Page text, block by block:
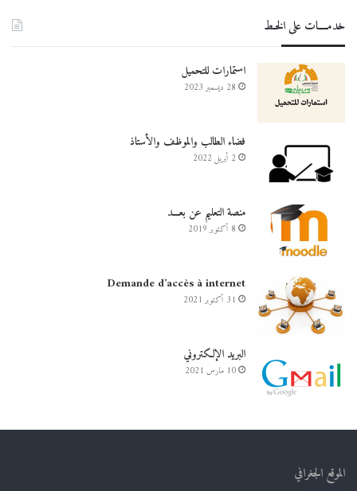
خدمــــات على الخـط
استمارات للتحميل
28 ديسمبر 2023
فضاء الطالب والموظف والأستاذ
2 أبريل 2022
منصة التعليم عن بعـــد
8 أكتوبر 2019
Demande d’accès à internet
31 أكتوبر 2021
البريد الإلكتروني
10 مارس 2021
الموقع الجغرافي